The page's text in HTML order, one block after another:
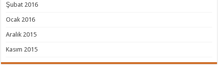
Şubat 2016
Ocak 2016
Aralık 2015
Kasım 2015